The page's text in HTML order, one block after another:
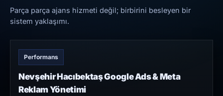
Parça parça ajans hizmeti değil; birbirini besleyen bir
sistem yaklaşımı.
Performans
Nevşehir Hacıbektaş Google Ads & Meta
Reklam Yönetimi